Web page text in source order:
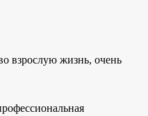
взрослую жизнь, очень